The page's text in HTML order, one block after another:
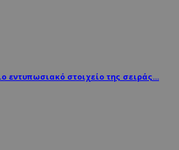
εντυπωσιακό στοιχείο της σειράς…